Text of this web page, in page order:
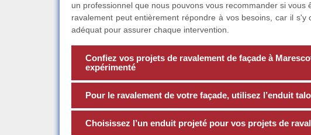
un professionnel que nous pouvons vous recommander si
ravalement peut entièrement répondre à vos besoins, car il
adéquat pour assurer chaque intervention.
Confiez vos projets de ravalement de façade à
expérimenté
Pour le ravalement de votre façade, utilisez l’enduit
Choisissez l’un enduit projeté pour vos projets de